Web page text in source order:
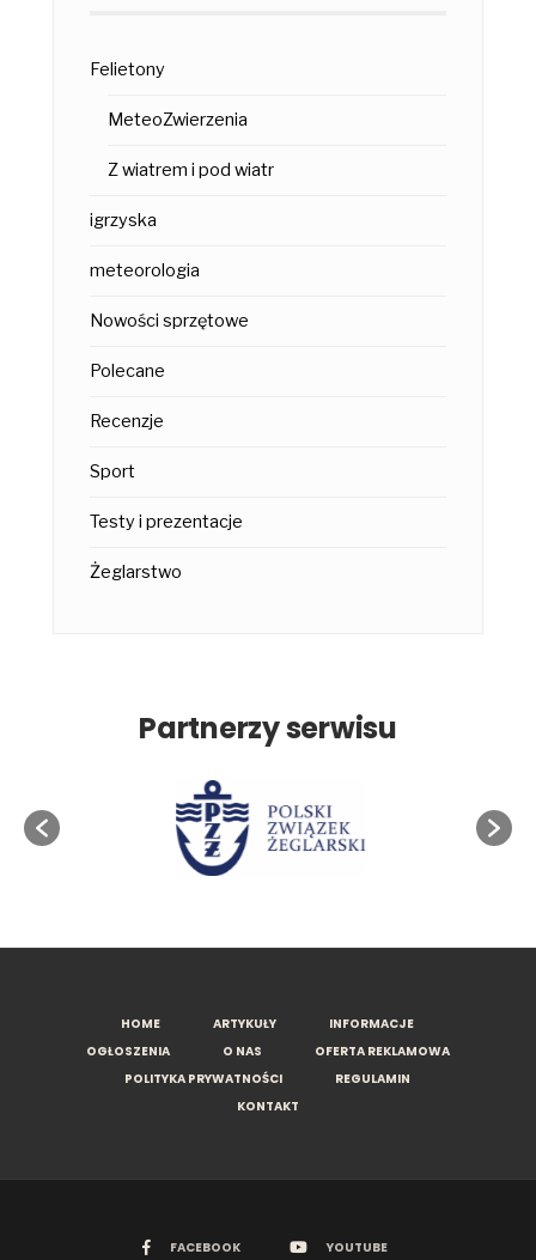
Felietony
MeteoZwierzenia
Z wiatrem i pod wiatr
igrzyska
meteorologia
Nowości sprzętowe
Polecane
Recenzje
Sport
Testy i prezentacje
Żeglarstwo
Partnerzy serwisu
HOME ARTYKUŁY
INFORMACJE
OGŁOSZENIA
O NAS
OFERTA REKLAMOWA
POLITYKA PRYWATNOŚCI
REGULAMIN
KONTAKT
FACEBOOK YOUTUBE